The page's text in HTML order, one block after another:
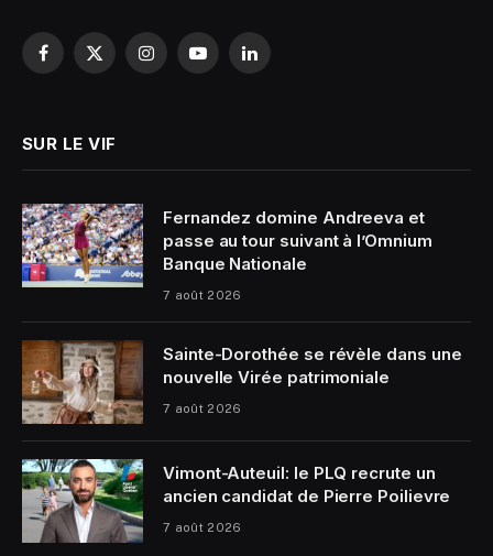
Facebook
X
InstagramYouTubeLinkedIn
SUR LE VIF
Fernandez domine Andreeva et
passe au tour suivant à l’Omnium
Banque Nationale
7 août 2026
Sainte-Dorothée se révèle dans une
nouvelle Virée patrimoniale
7 août 2026
Vimont-Auteuil: le PLQ recrute un
ancien candidat de Pierre Poilievre
7 août 2026